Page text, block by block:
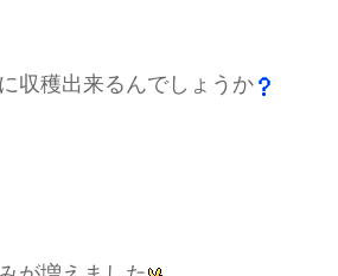
収穫出来るんでしょうか